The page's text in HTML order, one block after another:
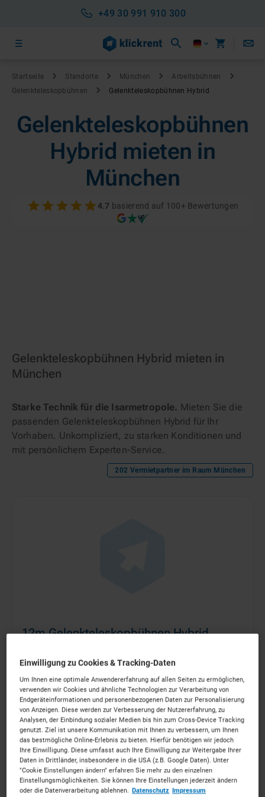
+49 30 991 910 300
Startseite Standorte München
Arbeitsbühnen
Gelenkteleskopbühnen
Gelenkteleskopbühnen Hybrid
Gelenkteleskopbühnen
Hybrid mieten in
München
4.7 basierend auf 100+ Bewertungen
Gelenkteleskopbühnen Hybrid mieten in
München
Starke Technik für die Isarmetropole. Mieten Sie die
passenden Gelenkteleskopbühnen Hybrid für Ihr
Vorhaben. Unkompliziert, zu starken Konditionen und
mit persönlichem Experten-Service.
202 Vermietpartner im Raum München
12m Gelenkteleskopbühnen Hybrid
MEHR ERFAHREN
IN DEN WARENKORB
Einwilligung zu Cookies & Tracking-Daten
Um Ihnen eine optimale Anwendererfahrung auf allen Seiten zu ermöglichen,
verwenden wir Cookies und ähnliche Technologien zur Verarbeitung von
Endgeräteinformationen und personenbezogenen Daten zur Personalisierung
von Anzeigen. Diese werden zur Verbesserung der Nutzererfahrung, zu
Analysen, der Einbindung sozialer Medien bis hin zum Cross-Device Tracking
genutzt. Ziel ist unsere Kommunikation mit Ihnen zu verbessern, um Ihnen
das bestmögliche Online-Erlebnis zu bieten. Hierfür benötigen wir jedoch
Ihre Einwilligung. Diese umfasst auch Ihre Einwilligung zur Weitergabe Ihrer
Daten in Drittländer, insbesondere in die USA (z.B. Google Daten). Unter
"Cookie Einstellungen ändern" erfahren Sie mehr zu den einzelnen
Einstellungsmöglichkeiten. Sie können Ihre Einstellungen jederzeit ändern
oder die Datenverarbeitung ablehnen. Datenschutz Impressum